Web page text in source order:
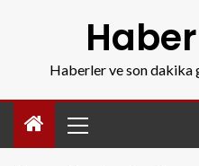
Haberler ve son dakika